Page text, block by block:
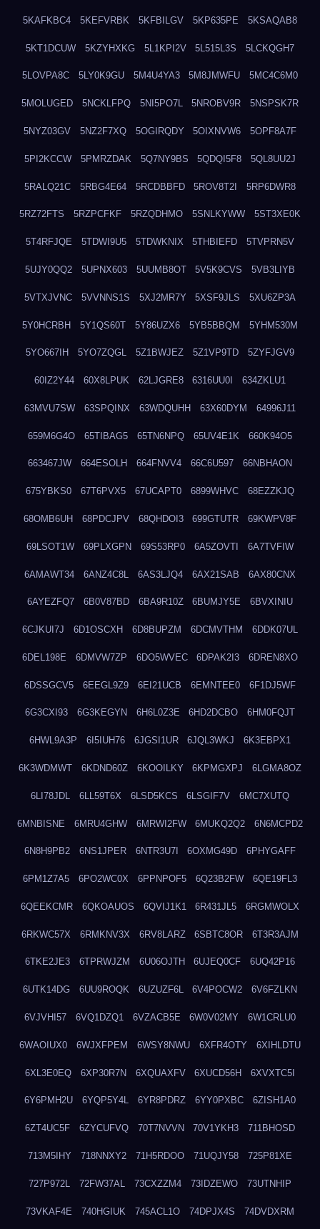
5KAFKBC4 5KEFVRBK 5KFBILGV 5KP635PE 5KSAQAB8
5KT1DCUW 5KZYHXKG 5L1KPI2V 5L515L3S 5LCKQGH7
5LOVPA8C 5LY0K9GU 5M4U4YA3 5M8JMWFU 5MC4C6M0
5MOLUGED 5NCKLFPQ 5NI5PO7L 5NROBV9R 5NSPSK7R
5NYZ03GV 5NZ2F7XQ 5OGIRQDY 5OIXNVW6 5OPF8A7F
5PI2KCCW 5PMRZDAK 5Q7NY9BS 5QDQI5F8 5QL8UU2J
5RALQ21C 5RBG4E64 5RCDBBFD 5ROV8T2I 5RP6DWR8
5RZ72FTS 5RZPCFKF 5RZQDHMO 5SNLKYWW 5ST3XE0K
5T4RFJQE 5TDWI9U5 5TDWKNIX 5THBIEFD 5TVPRN5V
5UJY0QQ2 5UPNX603 5UUMB8OT 5V5K9CVS 5VB3LIYB
5VTXJVNC 5VVNNS1S 5XJ2MR7Y 5XSF9JLS 5XU6ZP3A
5Y0HCRBH 5Y1QS60T 5Y86UZX6 5YB5BBQM 5YHM530M
5YO667IH 5YO7ZQGL 5Z1BWJEZ 5Z1VP9TD 5ZYFJGV9
60IZ2Y44 60X8LPUK 62LJGRE8 6316UU0I 634ZKLU1
63MVU7SW 63SPQINX 63WDQUHH 63X60DYM 64996J11
659M6G4O 65TIBAG5 65TN6NPQ 65UV4E1K 660K94O5
663467JW 664ESOLH 664FNVV4 66C6U597 66NBHAON
675YBKS0 67T6PVX5 67UCAPT0 6899WHVC 68EZZKJQ
68OMB6UH 68PDCJPV 68QHDOI3 699GTUTR 69KWPV8F
69LSOT1W 69PLXGPN 69S53RP0 6A5ZOVTI 6A7TVFIW
6AMAWT34 6ANZ4C8L 6AS3LJQ4 6AX21SAB 6AX80CNX
6AYEZFQ7 6B0V87BD 6BA9R10Z 6BUMJY5E 6BVXINIU
6CJKUI7J 6D1OSCXH 6D8BUPZM 6DCMVTHM 6DDK07UL
6DEL198E 6DMVW7ZP 6DO5WVEC 6DPAK2I3 6DREN8XO
6DSSGCV5 6EEGL9Z9 6EI21UCB 6EMNTEE0 6F1DJ5WF
6G3CXI93 6G3KEGYN 6H6L0Z3E 6HD2DCBO 6HM0FQJT
6HWL9A3P 6I5IUH76 6JGSI1UR 6JQL3WKJ 6K3EBPX1
6K3WDMWT 6KDND60Z 6KOOILKY 6KPMGXPJ 6LGMA8OZ
6LI78JDL 6LL59T6X 6LSD5KCS 6LSGIF7V 6MC7XUTQ
6MNBISNE 6MRU4GHW 6MRWI2FW 6MUKQ2Q2 6N6MCPD2
6N8H9PB2 6NS1JPER 6NTR3U7I 6OXMG49D 6PHYGAFF
6PM1Z7A5 6PO2WC0X 6PPNPOF5 6Q23B2FW 6QE19FL3
6QEEKCMR 6QKOAUOS 6QVIJ1K1 6R431JL5 6RGMWOLX
6RKWC57X 6RMKNV3X 6RV8LARZ 6SBTC8OR 6T3R3AJM
6TKE2JE3 6TPRWJZM 6U06OJTH 6UJEQ0CF 6UQ42P16
6UTK14DG 6UU9ROQK 6UZUZF6L 6V4POCW2 6V6FZLKN
6VJVHI57 6VQ1DZQ1 6VZACB5E 6W0V02MY 6W1CRLU0
6WAOIUX0 6WJXFPEM 6WSY8NWU 6XFR4OTY 6XIHLDTU
6XL3E0EQ 6XP30R7N 6XQUAXFV 6XUCD56H 6XVXTC5I
6Y6PMH2U 6YQP5Y4L 6YR8PDRZ 6YY0PXBC 6ZISH1A0
6ZT4UC5F 6ZYCUFVQ 70T7NVVN 70V1YKH3 711BHOSD
713M5IHY 718NNXY2 71H5RDOO 71UQJY58 725P81XE
727P972L 72FW37AL 73CXZZM4 73IDZEWO 73UTNHIP
73VKAF4E 740HGIUK 745ACL1O 74DPJX4S 74DVDXRM